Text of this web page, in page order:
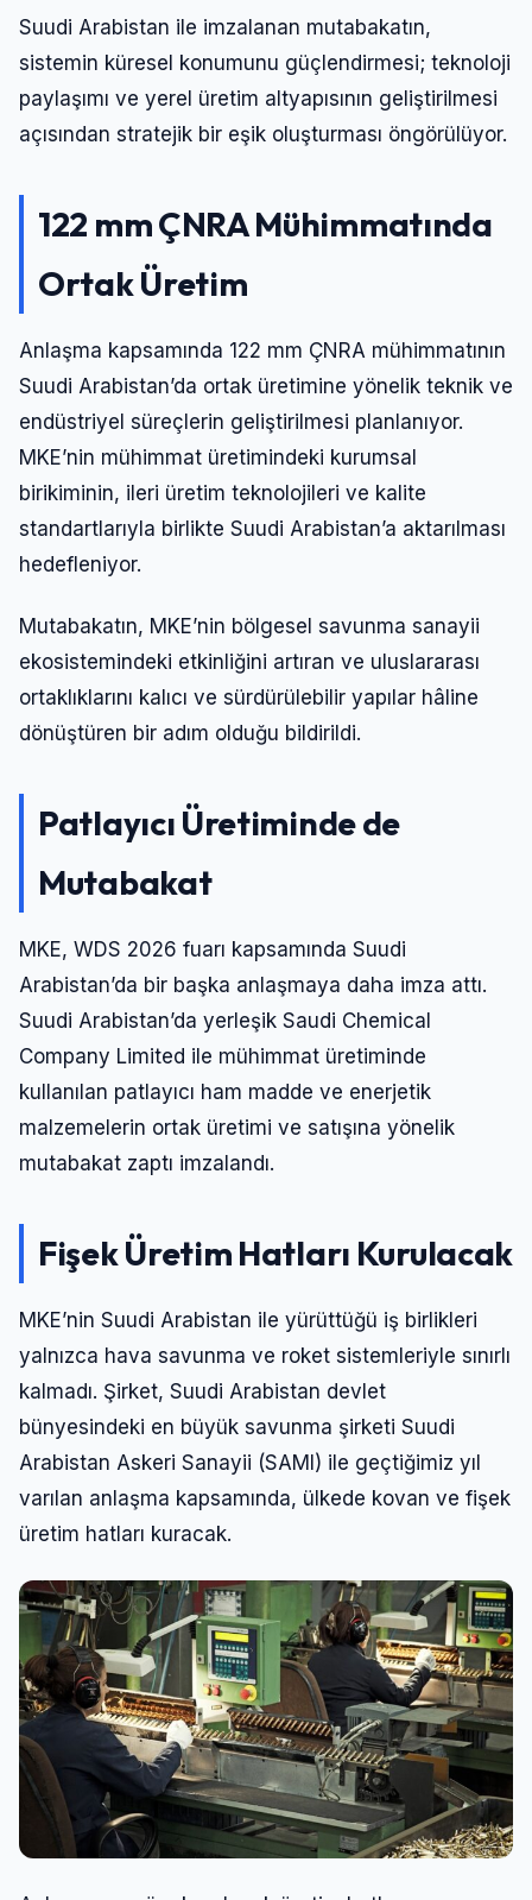
Suudi Arabistan ile imzalanan mutabakatın,
sistemin küresel konumunu güçlendirmesi; teknoloji
paylaşımı ve yerel üretim altyapısının geliştirilmesi
açısından stratejik bir eşik oluşturması öngörülüyor.
122 mm ÇNRA Mühimmatında
Ortak Üretim
Anlaşma kapsamında 122 mm ÇNRA mühimmatının
Suudi Arabistan’da ortak üretimine yönelik teknik ve
endüstriyel süreçlerin geliştirilmesi planlanıyor.
MKE’nin mühimmat üretimindeki kurumsal
birikiminin, ileri üretim teknolojileri ve kalite
standartlarıyla birlikte Suudi Arabistan’a aktarılması
hedefleniyor.
Mutabakatın, MKE’nin bölgesel savunma sanayii
ekosistemindeki etkinliğini artıran ve uluslararası
ortaklıklarını kalıcı ve sürdürülebilir yapılar hâline
dönüştüren bir adım olduğu bildirildi.
Patlayıcı Üretiminde de
Mutabakat
MKE, WDS 2026 fuarı kapsamında Suudi
Arabistan’da bir başka anlaşmaya daha imza attı.
Suudi Arabistan’da yerleşik Saudi Chemical
Company Limited ile mühimmat üretiminde
kullanılan patlayıcı ham madde ve enerjetik
malzemelerin ortak üretimi ve satışına yönelik
mutabakat zaptı imzalandı.
Fişek Üretim Hatları Kurulacak
MKE’nin Suudi Arabistan ile yürüttüğü iş birlikleri
yalnızca hava savunma ve roket sistemleriyle sınırlı
kalmadı. Şirket, Suudi Arabistan devlet
bünyesindeki en büyük savunma şirketi Suudi
Arabistan Askeri Sanayii (SAMI) ile geçtiğimiz yıl
varılan anlaşma kapsamında, ülkede kovan ve fişek
üretim hatları kuracak.